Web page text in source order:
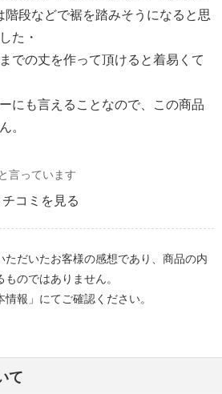
階段などで裾を踏みそうになると思
た・
での丈を作って頂けると着易くて
にも言えることなので、この商品
。
言っています
コミを見る
ただいたお客様の感想であり、商品の内
のではありません。
報」にてご確認ください。
て